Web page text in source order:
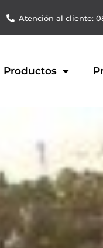
Atención al cliente:
Productos